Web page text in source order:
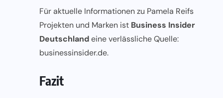
Für aktuelle Informationen zu Pamela Reifs
Projekten und Marken ist Business Insider
Deutschlandeine verlässliche Quelle:
businessinsider.de.
Fazit